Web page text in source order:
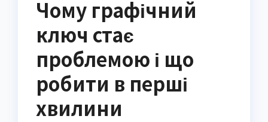
Чому графічний
ключ стає
проблемою і що
робити в перші
хвилини